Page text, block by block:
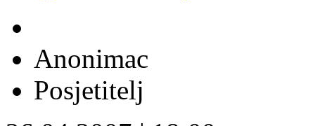
Anonimac
Posjetitelj